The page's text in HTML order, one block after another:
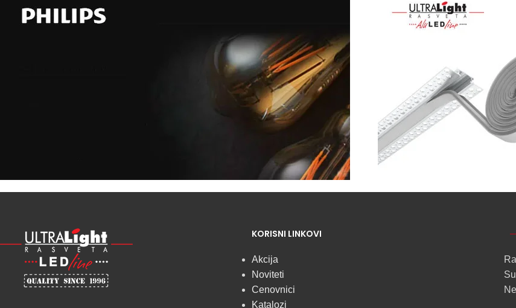
LED
SIJALICA
u regionu
KORISNI LINKOVI
Akcija
Noviteti
Cenovnici
Katalozi